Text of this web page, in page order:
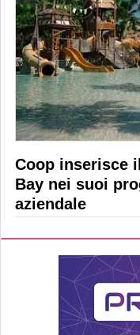
Coop inserisce
Bay nei suoi
aziendale